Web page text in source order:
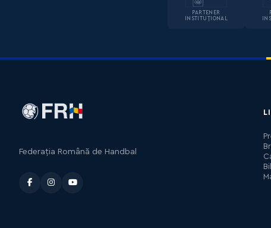
PARTENER
INSTITUȚIONAL
Federația Română de Handbal